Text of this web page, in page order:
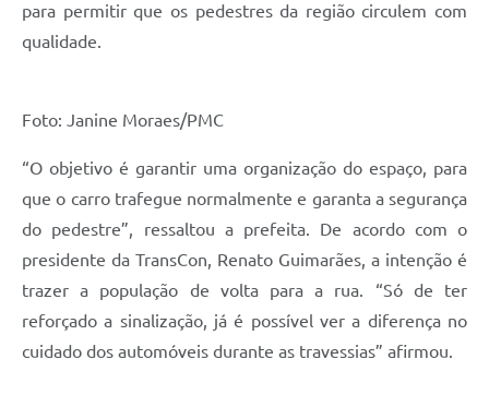
para permitir que os pedestres da região circulem com
qualidade.
Foto: Janine Moraes/PMC
“O objetivo é garantir uma organização do espaço, para
que o carro trafegue normalmente e garanta a segurança
do pedestre”, ressaltou a prefeita. De acordo com o
presidente da TransCon, Renato Guimarães, a intenção é
trazer a população de volta para a rua. “Só de ter
reforçado a sinalização, já é possível ver a diferença no
cuidado dos automóveis durante as travessias” afirmou.